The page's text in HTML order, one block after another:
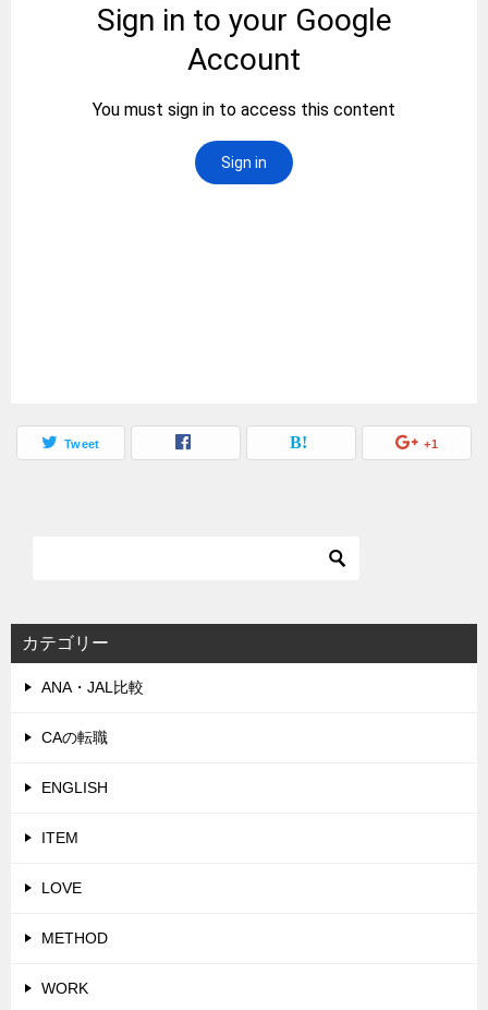
Tweet +1
カテゴリー
ANA・JAL比較
CAの転職
ENGLISH
ITEM
LOVE
METHOD
WORK